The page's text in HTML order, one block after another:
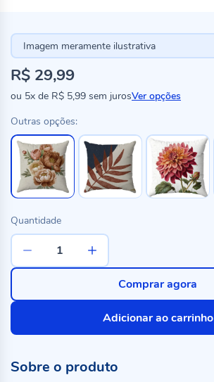
Imagem meramente ilustrativa
R$ 29,99
ou 5x de R$ 5,99 sem jurosVer opções
Outras opções:
Quantidade
Adicionar ao carrinho
Comprar agora
Sobre o produto